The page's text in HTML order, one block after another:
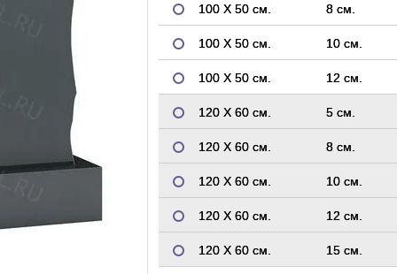
100 Х 50 см. 8 см.
100 Х 50 см. 10 см.
100 Х 50 см. 12 см.
120 Х 60 см. 5 см.
120 Х 60 см. 8 см.
120 Х 60 см. 10 см.
120 Х 60 см. 12 см.
120 Х 60 см. 15 см.